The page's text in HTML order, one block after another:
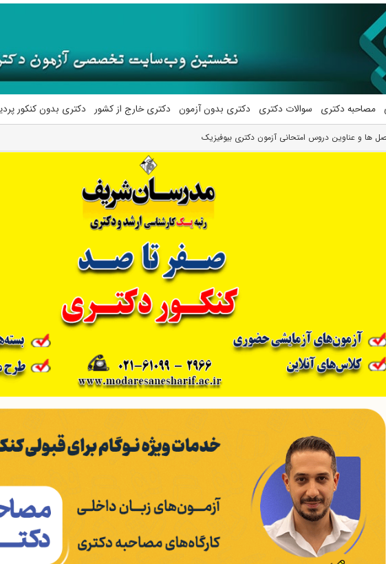
مصاحبه دکتری سوالات دکتری دکتری بدون آزمون دکتری خارج از کشور دکتری بدون کنکور
ها و عناوین دروس امتحانی آزمون دکتری بیوفیزیک